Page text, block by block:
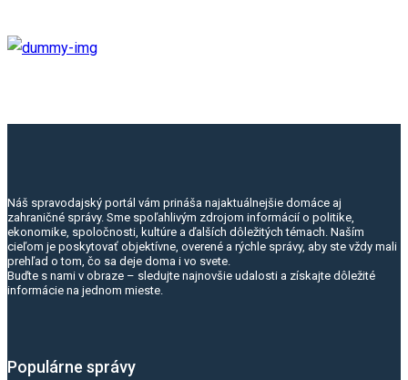
Náš spravodajský portál vám prináša najaktuálnejšie domáce aj
zahraničné správy. Sme spoľahlivým zdrojom informácií o politike,
ekonomike, spoločnosti, kultúre a ďalších dôležitých témach. Naším
cieľom je poskytovať objektívne, overené a rýchle správy, aby ste vždy mali
prehľad o tom, čo sa deje doma i vo svete.
Buďte s nami v obraze – sledujte najnovšie udalosti a získajte dôležité
informácie na jednom mieste.
Populárne správy